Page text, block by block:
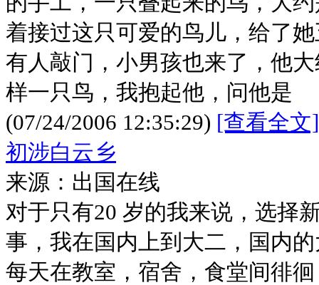
着接过这只可爱的鸟儿，给了
有人敲门，小男孩也来了，他
样一只鸟，我抱起他，问他是
(07/24/2006 12:35:29) [查看全文]
初涉白云乡
来源：出国在线
对于只有20 岁的我来说，选择
事，我在国内上到大二，国内
每天在教室，宿舍，食堂间徘